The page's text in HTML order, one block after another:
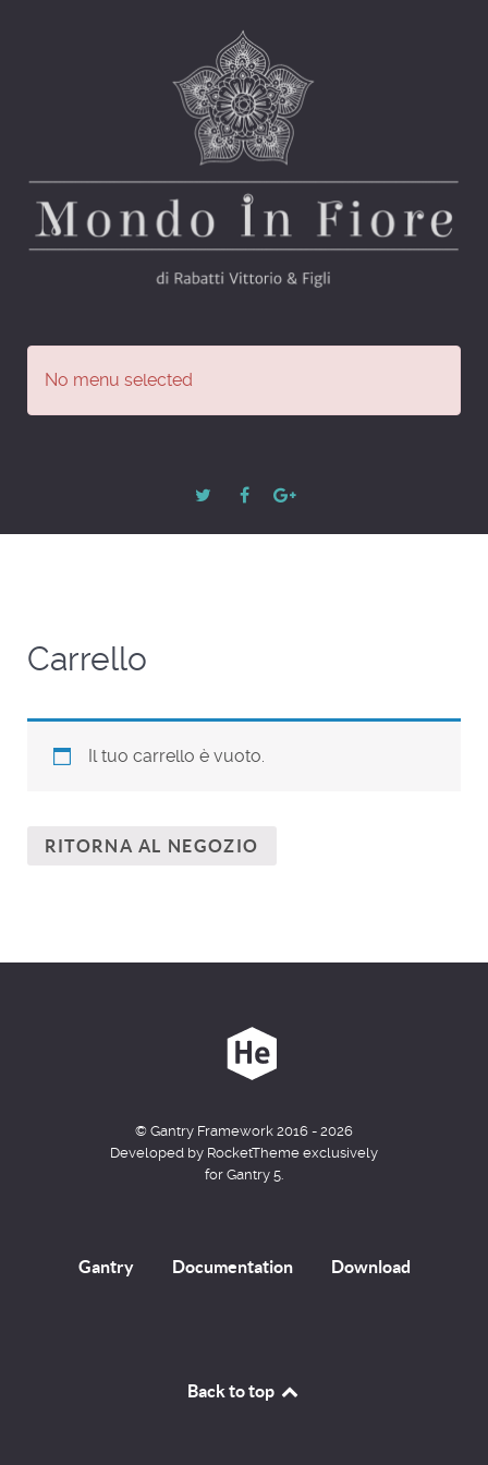
No menu selected
Carrello
Il tuo carrello è vuoto.
RITORNA AL NEGOZIO
© Gantry Framework 2016 - 2026
Developed by RocketTheme exclusively
for Gantry 5.
Gantry Documentation Download
Back to top